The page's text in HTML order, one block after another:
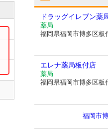
ドラッグイレブン薬
薬局
福岡県福岡市博多区板
エレナ薬局板付店
薬局
福岡県福岡市博多区板
福岡市